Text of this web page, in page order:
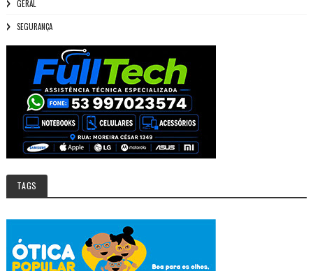
GERAL
SEGURANÇA
TAGS